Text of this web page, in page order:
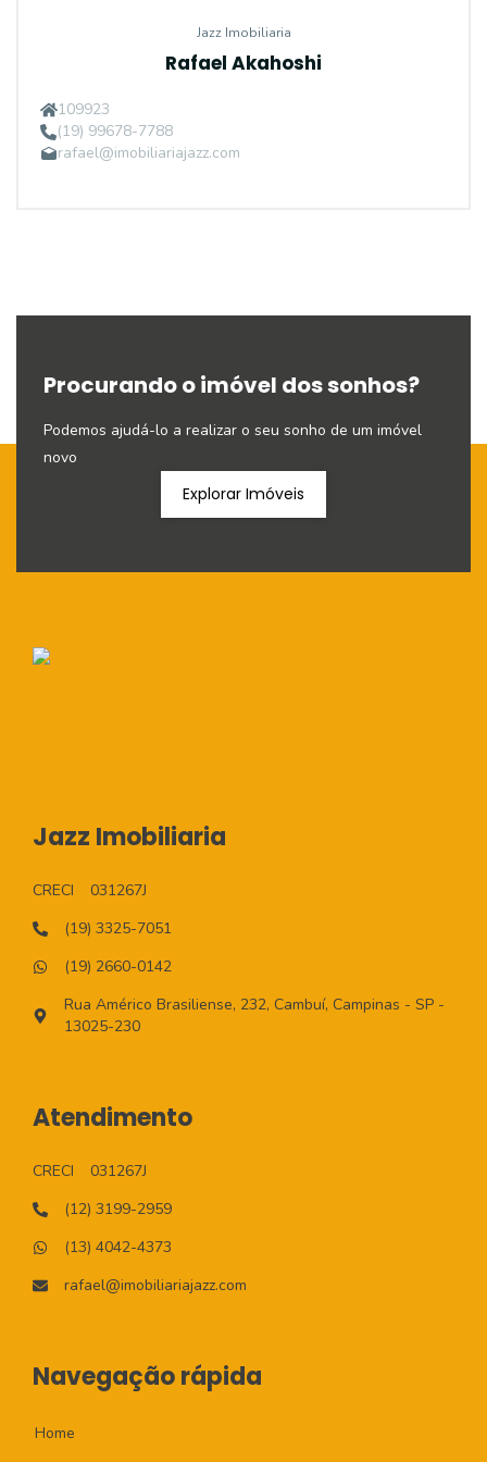
Jazz Imobiliaria
Rafael Akahoshi
109923
(19) 99678-7788
rafael@imobiliariajazz.com
Procurando o imóvel dos sonhos?
Podemos ajudá-lo a realizar o seu sonho de um imóvel
novo
Explorar Imóveis
Jazz Imobiliaria
CRECI
031267J
(19) 3325-7051
(19) 2660-0142
Rua Américo Brasiliense, 232, Cambuí, Campinas - SP -
13025-230
Atendimento
CRECI
031267J
(12) 3199-2959
(13) 4042-4373
rafael@imobiliariajazz.com
Navegação rápida
Home